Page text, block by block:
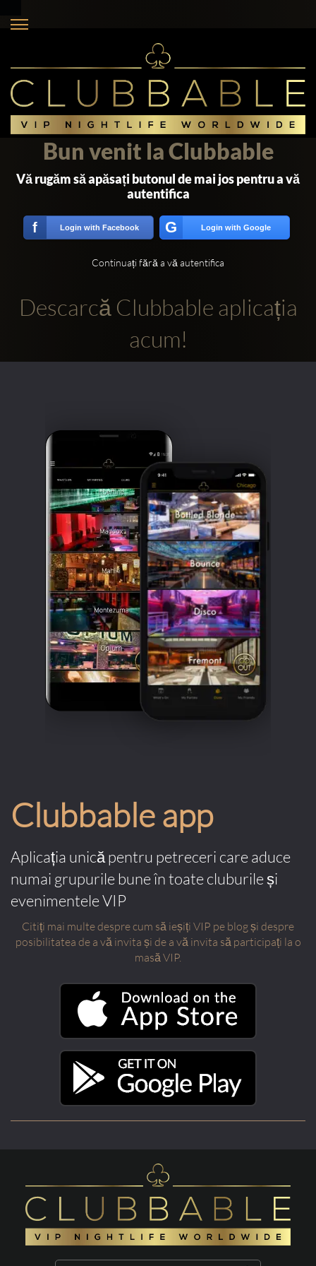
Conturi
sociale:
Bun venit la Clubbable
Vă rugăm să apăsați butonul de mai jos pentru a vă
autentifica
f Login with Facebook G Login with Google
Continuați fără a vă autentifica
Descarcă Clubbable aplicația
acum!
Clubbable app
Aplicația unică pentru petreceri care aduce
numai grupurile bune în toate cluburile și
evenimentele VIP
Citiți mai multe despre cum să ieșiți VIP pe blog și despre
posibilitatea de a vă invita și de a vă invita să participați la o
masă VIP.